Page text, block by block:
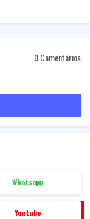
0 Comentários
Whatsapp
Youtube